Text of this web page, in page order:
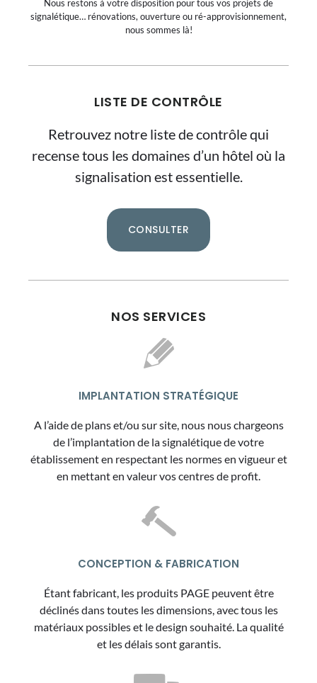
Nous restons à votre disposition pour tous vos projets de
signalétique… rénovations, ouverture ou ré-approvisionnement,
nous sommes là!
LISTE DE CONTRÔLE
Retrouvez notre liste de contrôle qui
recense tous les domaines d’un hôtel où la
signalisation est essentielle.
CONSULTER
NOS SERVICES
IMPLANTATION STRATÉGIQUE
A l’aide de plans et/ou sur site, nous nous chargeons
de l’implantation de la signalétique de votre
établissement en respectant les normes en vigueur et
en mettant en valeur vos centres de profit.
CONCEPTION & FABRICATION
Étant fabricant, les produits PAGE peuvent être
déclinés dans toutes les dimensions, avec tous les
matériaux possibles et le design souhaité. La qualité
et les délais sont garantis.